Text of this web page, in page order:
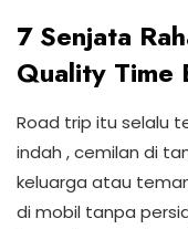
7 Senjata
Quality Time
Road trip itu selalu
indah , cemilan di
keluarga atau
di mobil tanpa